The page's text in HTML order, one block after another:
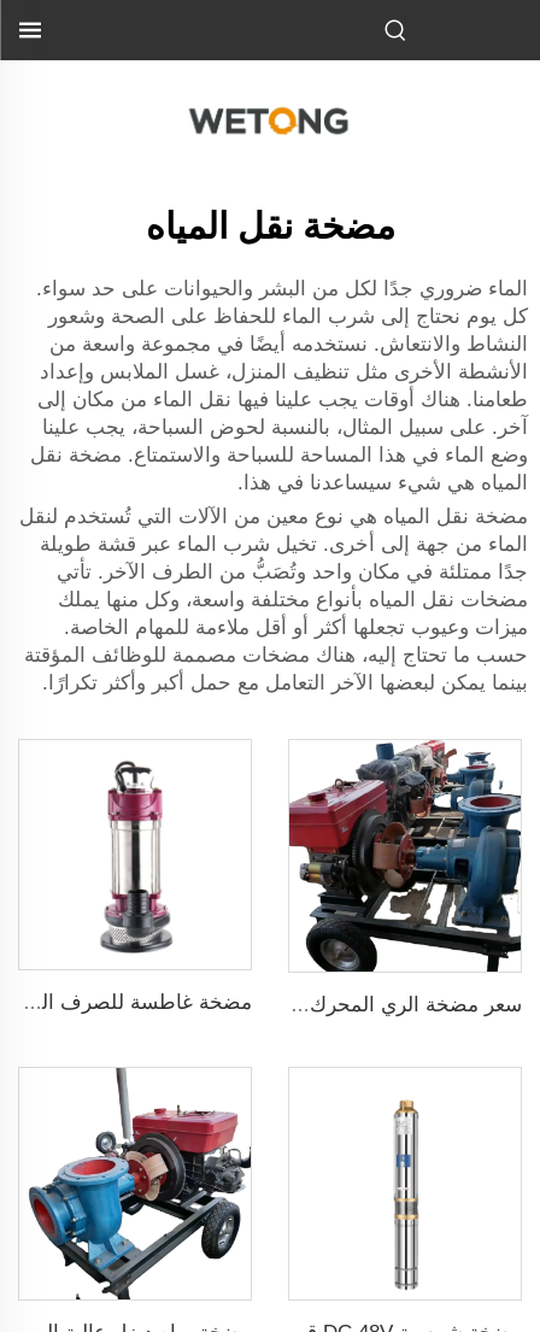
مضخة نقل المياه
الماء ضروري جدًا لكل من البشر والحيوانات على حد سواء.
كل يوم نحتاج إلى شرب الماء للحفاظ على الصحة وشعور
النشاط والانتعاش. نستخدمه أيضًا في مجموعة واسعة من
الأنشطة الأخرى مثل تنظيف المنزل، غسل الملابس وإعداد
طعامنا. هناك أوقات يجب علينا فيها نقل الماء من مكان إلى
آخر. على سبيل المثال، بالنسبة لحوض السباحة، يجب علينا
وضع الماء في هذا المساحة للسباحة والاستمتاع. مضخة نقل
المياه هي شيء سيساعدنا في هذا.
مضخة نقل المياه هي نوع معين من الآلات التي تُستخدم لنقل
الماء من جهة إلى أخرى. تخيل شرب الماء عبر قشة طويلة
جدًا ممتلئة في مكان واحد وتُصَبُّ من الطرف الآخر. تأتي
مضخات نقل المياه بأنواع مختلفة واسعة، وكل منها يملك
ميزات وعيوب تجعلها أكثر أو أقل ملاءمة للمهام الخاصة.
حسب ما تحتاج إليه، هناك مضخات مصممة للوظائف المؤقتة
بينما يمكن لبعضها الآخر التعامل مع حمل أكبر وأكثر تكرارًا.
سعر مضخة الري المحرك الديزل مضخة غاطسة للصرف الصحي للمياه القذرة